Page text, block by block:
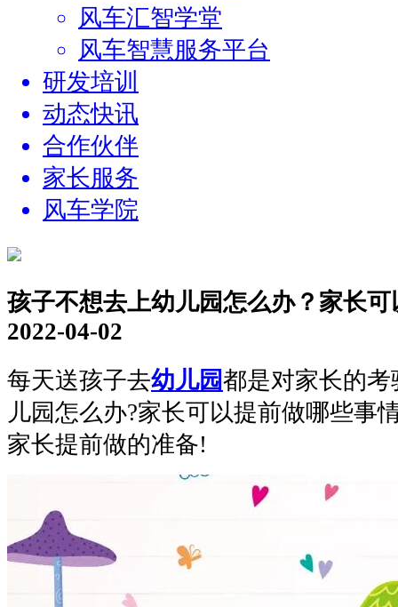
风车汇智学堂
风车智慧服务平台
研发培训
动态快讯
合作伙伴
家长服务
风车学院
孩子不想去上幼儿园怎么办？家长
2022-04-02
每天送孩子去幼儿园都是对家长的
儿园怎么办?家长可以提前做哪些事
家长提前做的准备!